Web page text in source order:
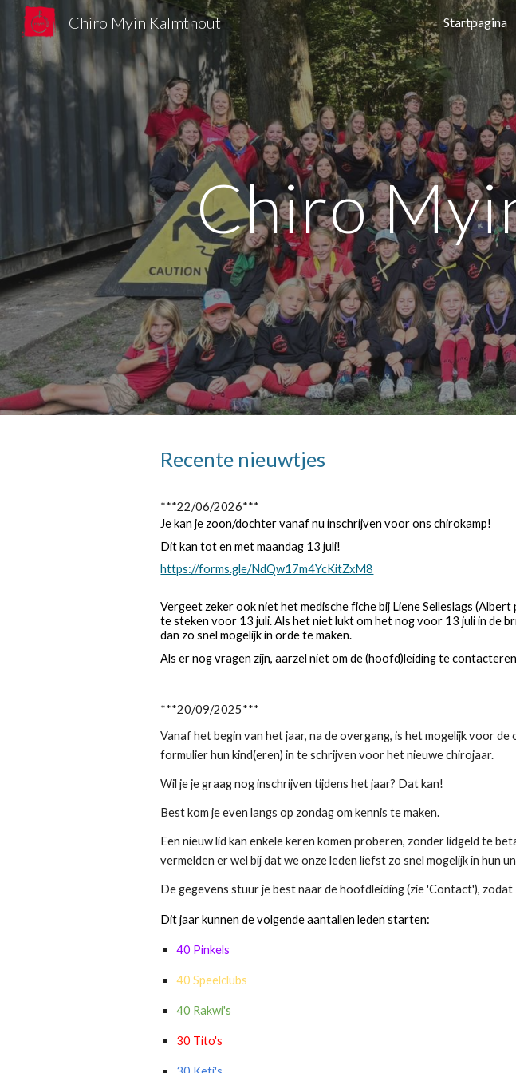
Skip to main content
Chiro Myin Kalmthout Startpagina
Chiro
Recente nieuwtjes
***22/06/2026***
Je kan je zoon/dochter vanaf nu inschrijven voor ons chirokamp!
Dit kan tot en met maandag 13 juli!
https://forms.gle/NdQw17m4YcKitZxM8
Vergeet zeker ook niet het medische fiche bij Liene Selleslags
te steken voor 13 juli. Als het niet lukt om het nog voor 13 juli in de
dan zo snel mogelijk in orde te maken.
Als er nog vragen zijn, aarzel niet om de (hoofd)leiding te
***20/09/2025***
Vanaf het begin van het jaar, na de overgang, is het mogelijk voor
formulier hun kind(eren) in te schrijven voor het nieuwe chirojaar.
Wil je je graag nog inschrijven tijdens het jaar? Dat kan!
Best kom je even langs op zondag om kennis te maken.
Een nieuw lid kan enkele keren komen proberen, zonder lidgeld te
vermelden er wel bij dat we onzeledenliefst zo snel mogelijk in hun
De gegevensstuurje bestnaar de hoofdleiding (zie 'Contact'), zodat
Dit jaar kunnen de volgende aantallen leden starten:
40 Pinkels
40 Speelclubs
40 Rakwi's
30 Tito's